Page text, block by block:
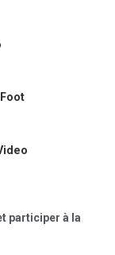
participer à la